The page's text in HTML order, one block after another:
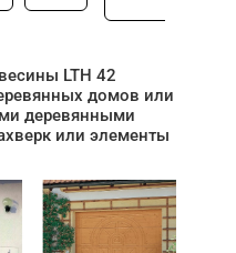
LTH 42
домов или
деревянными
или элементы